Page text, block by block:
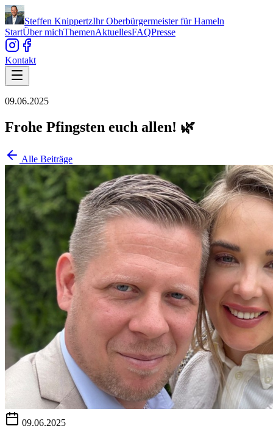
Steffen KnippertzIhr Oberbürgermeister für Hameln
StartÜber michThemenAktuellesFAQPresse
Kontakt
09.06.2025
Frohe Pfingsten euch allen! 🌿
Alle Beiträge
09.06.2025